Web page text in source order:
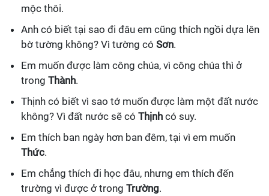
mộc thôi.
Anh có biết tại sao đi đâu em cũng thích ngồi dựa lên
bờ tường không? Vì tường có Sơn.
Em muốn được làm công chúa, vì công chúa thì ở
trong Thành.
Thịnh có biết vì sao tớ muốn được làm một đất nước
không? Vì đất nước sẽ có Thịnh có suy.
Em thích ban ngày hơn ban đêm, tại vì em muốn
Thức.
Em chẳng thích đi học đâu, nhưng em thích đến
trường vì được ở trong Trường.